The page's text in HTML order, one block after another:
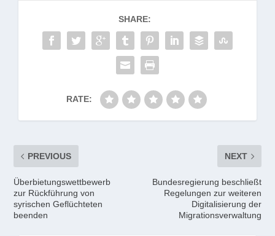
SHARE:
RATE:
PREVIOUS
Überbietungswettbewerb
zur Rückführung von
syrischen Geflüchteten
beenden
NEXT
Bundesregierung beschließt
Regelungen zur weiteren
Digitalisierung der
Migrationsverwaltung